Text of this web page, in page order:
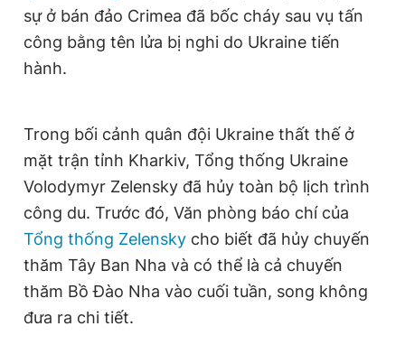
sự ở bán đảo Crimea đã bốc cháy sau vụ tấn
công bằng tên lửa bị nghi do Ukraine tiến
hành.
Trong bối cảnh quân đội Ukraine thất thế ở
mặt trận tỉnh Kharkiv, Tổng thống Ukraine
Volodymyr Zelensky đã hủy toàn bộ lịch trình
công du. Trước đó, Văn phòng báo chí của
Tổng thống Zelensky cho biết đã hủy chuyến
thăm Tây Ban Nha và có thể là cả chuyến
thăm Bồ Đào Nha vào cuối tuần, song không
đưa ra chi tiết.